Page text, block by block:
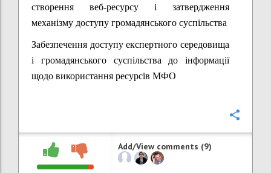
створення веб-ресурсу і затвердження
механізму доступу громадянського суспільства
Забезпечення доступу експертного середовища
і громадянського суспільства до інформації
щодо використання ресурсів МФО
Add/View comments (9)